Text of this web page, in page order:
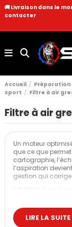
🚚 Livraison dans le
contacter
Accueil
sport
Filtre à air
Filtre à air
Un moteur
que ce que
cartographie,
l’aspiration
gestion qui
filtration.LIRE LA SUITE